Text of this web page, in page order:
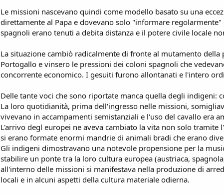
Le missioni nascevano quindi come modello basato su una
direttamente al Papa e dovevano solo "informare
spagnoli erano tenuti a debita distanza e il potere civile locale
La situazione cambiò radicalmente di fronte al mutamento
Portogallo e vinsero le pressioni dei coloni spagnoli che
concorrente economico. I gesuiti furono allontanati e l'intero
Delle tante voci che sono riportate manca quella degli
La loro quotidianità, prima dell'ingresso nelle missioni,
vivevano in accampamenti semistanziali e l'uso del cavallo era
L'arrivo degl europei ne aveva cambiato la vita non solo
si erano formate enormi mandrie di animali bradi che erano
Gli indigeni dimostravano una notevole propensione per la
stabilire un ponte tra la loro cultura europea (austriaca,
all'interno delle missioni si manifestava nella produzione di
locali e in alcuni aspetti della cultura materiale odierna.